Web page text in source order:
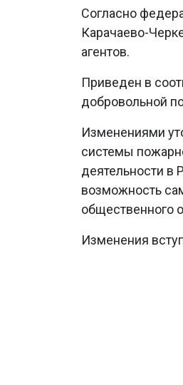
Согласно
Карачаево-
агентов.
Приведен в
добровольной
Изменениями
системы
деятельности в
возможность
общественного
Изменения